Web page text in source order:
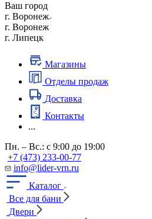
Ваш город
г. Воронеж
г. Воронеж
г. Липецк
Магазины
Отделы продаж
Доставка
Контакты
...
Пн. – Вс.: с 9:00 до 19:00
+7 (473) 233-00-77
info@lider-vrn.ru
Каталог
Все для бани
Двери